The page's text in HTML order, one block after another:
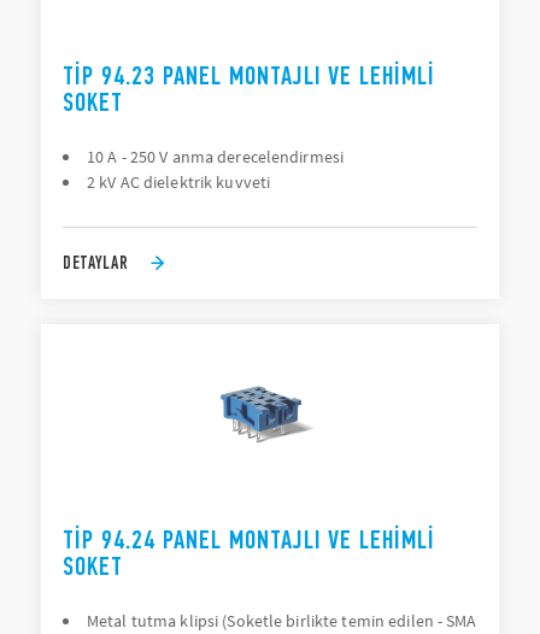
TIP 94.23 PANEL MONTAJLI VE LEHIMLI
SOKET
10 A - 250 V anma derecelendirmesi
2 kV AC dielektrik kuvveti
DETAYLAR
TIP 94.24 PANEL MONTAJLI VE LEHIMLI
SOKET
Metal tutma klipsi (Soketle birlikte temin edilen - SMA